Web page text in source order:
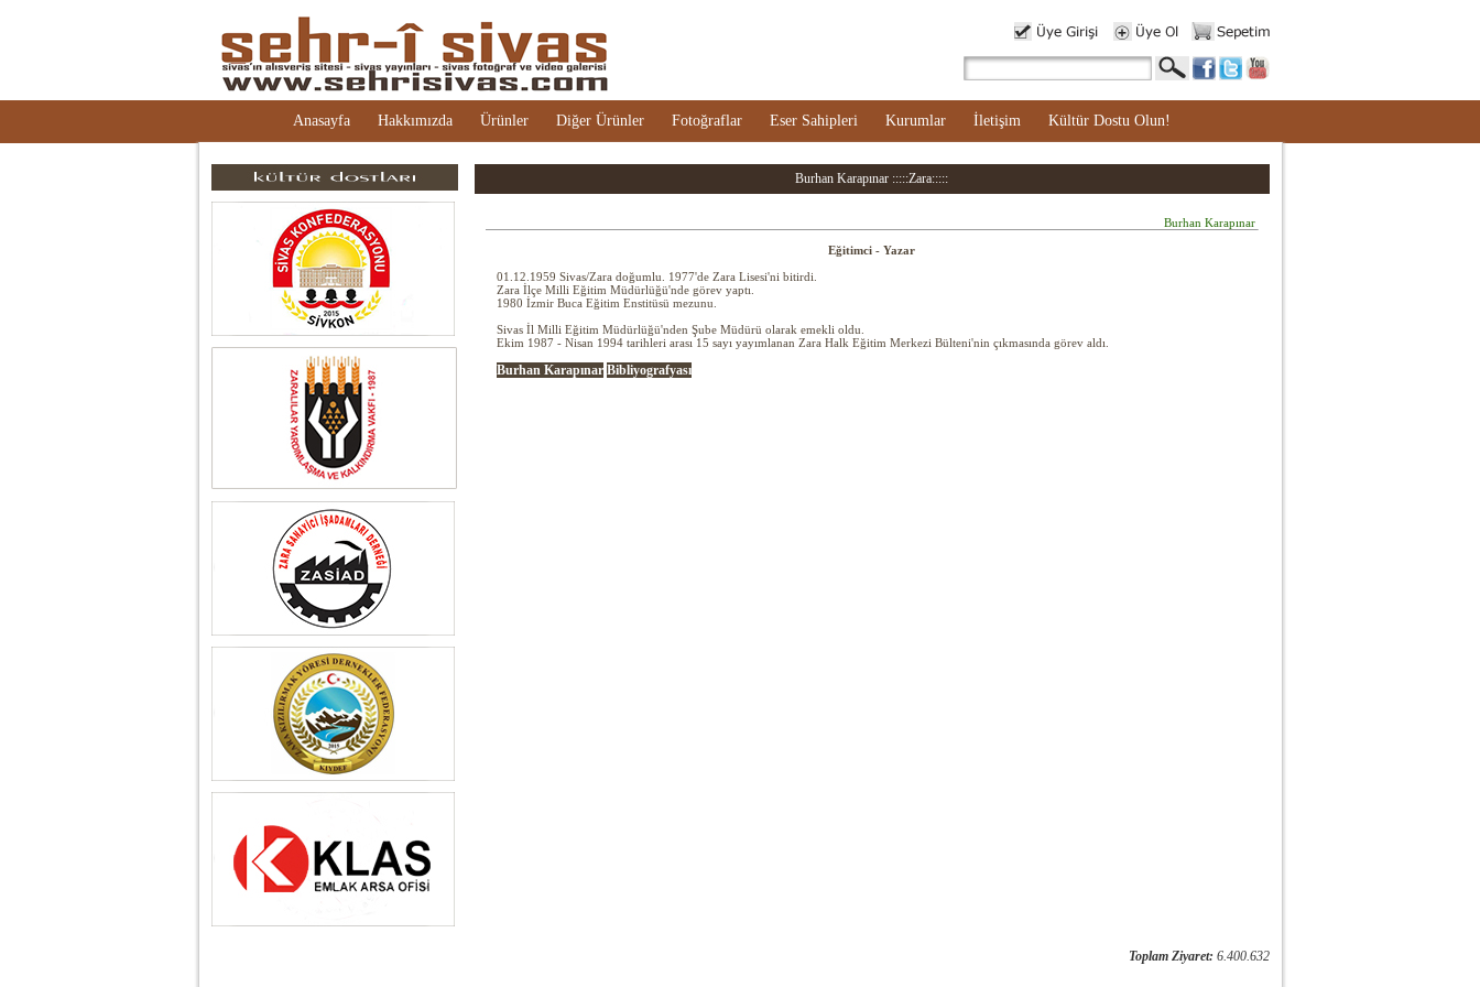
Anasayfa Hakkımızda Ürünler Diğer Ürünler Fotoğraflar Eser Sahipleri Kurumlar İletişim Kültür Dostu Olun!
Burhan Karapınar :::::Zara:::::
Burhan Karapınar
Eğitimci - Yazar
01.12.1959 Sivas/Zara doğumlu. 1977'de Zara Lisesi'ni bitirdi.
Zara İlçe Milli Eğitim Müdürlüğü'nde görev yaptı.
1980 İzmir Buca Eğitim Enstitüsü mezunu.
Sivas İl Milli Eğitim Müdürlüğü'nden Şube Müdürü olarak emekli oldu.
Ekim 1987 - Nisan 1994 tarihleri arası 15 sayı yayımlanan Zara Halk Eğitim Merkezi Bülteni'nin çıkmasında görev aldı.
Burhan Karapınar Bibliyografyası
Toplam Ziyaret: 6.400.632